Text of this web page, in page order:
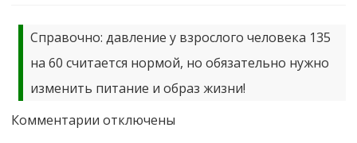
Справочно: давление у взрослого человека 135
на 60 считается нормой, но обязательно нужно
изменить питание и образ жизни!
Комментарии котключены